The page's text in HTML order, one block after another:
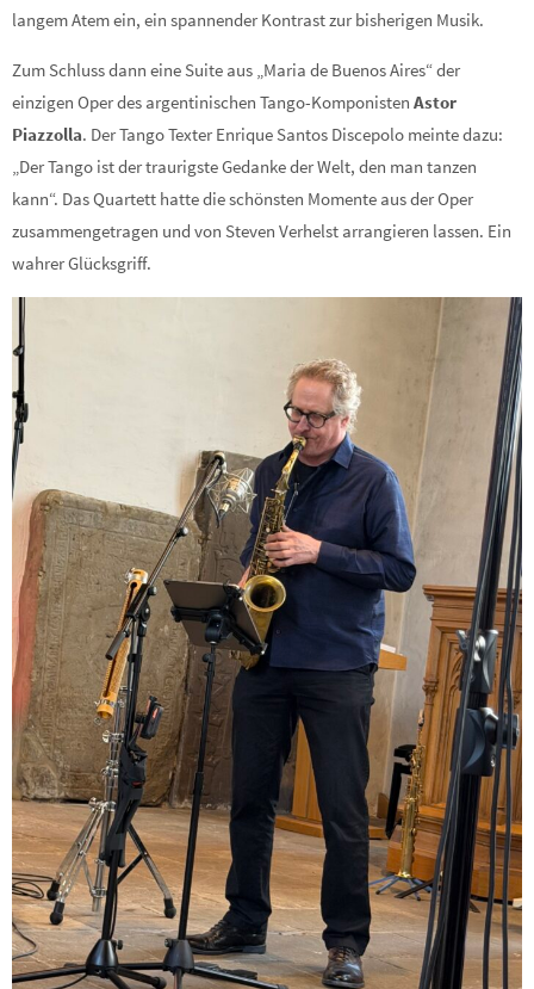
langem Atem ein, ein spannender Kontrast zur bisherigen Musik.
Zum Schluss dann eine Suite aus „Maria de Buenos Aires“ der
einzigen Oper des argentinischen Tango-Komponisten Astor
Piazzolla. Der Tango Texter Enrique Santos Discepolo meinte dazu:
„Der Tango ist der traurigste Gedanke der Welt, den man tanzen
kann“. Das Quartett hatte die schönsten Momente aus der Oper
zusammengetragen und von Steven Verhelst arrangieren lassen. Ein
wahrer Glücksgriff.